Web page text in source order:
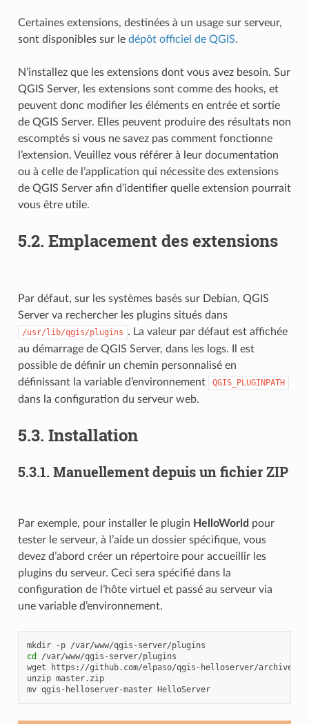
Certaines extensions, destinées à un usage sur serveur,
sont disponibles sur le dépôt officiel de QGIS.
N’installez que les extensions dont vous avez besoin. Sur
QGIS Server, les extensions sont comme des hooks, et
peuvent donc modifier les éléments en entrée et sortie
de QGIS Server. Elles peuvent produire des résultats non
escomptés si vous ne savez pas comment fonctionne
l’extension. Veuillez vous référer à leur documentation
ou à celle de l’application qui nécessite des extensions
de QGIS Server afin d’identifier quelle extension pourrait
vous être utile.
5.2. Emplacement des extensions
Par défaut, sur les systèmes basés sur Debian, QGIS
Server va rechercher les plugins situés dans
/usr/lib/qgis/plugins . La valeur par défaut est affichée
au démarrage de QGIS Server, dans les logs. Il est
possible de définir un chemin personnalisé en
définissant la variable d’environnement
QGIS_PLUGINPATH
dans la configuration du serveur web.
5.3. Installation
5.3.1. Manuellement depuis un fichier ZIP
Par exemple, pour installer le plugin HelloWorld pour
tester le serveur, à l’aide un dossier spécifique, vous
devez d’abord créer un répertoire pour accueillir les
plugins du serveur. Ceci sera spécifié dans la
configuration de l’hôte virtuel et passé au serveur via
une variable d’environnement.
mkdir -p
cd
/var/www/qgis-server/plugins
wget
https://github.com/elpaso/qgis-helloserver/archive/
unzip master.zip
mv qgis-helloserver-master HelloServer